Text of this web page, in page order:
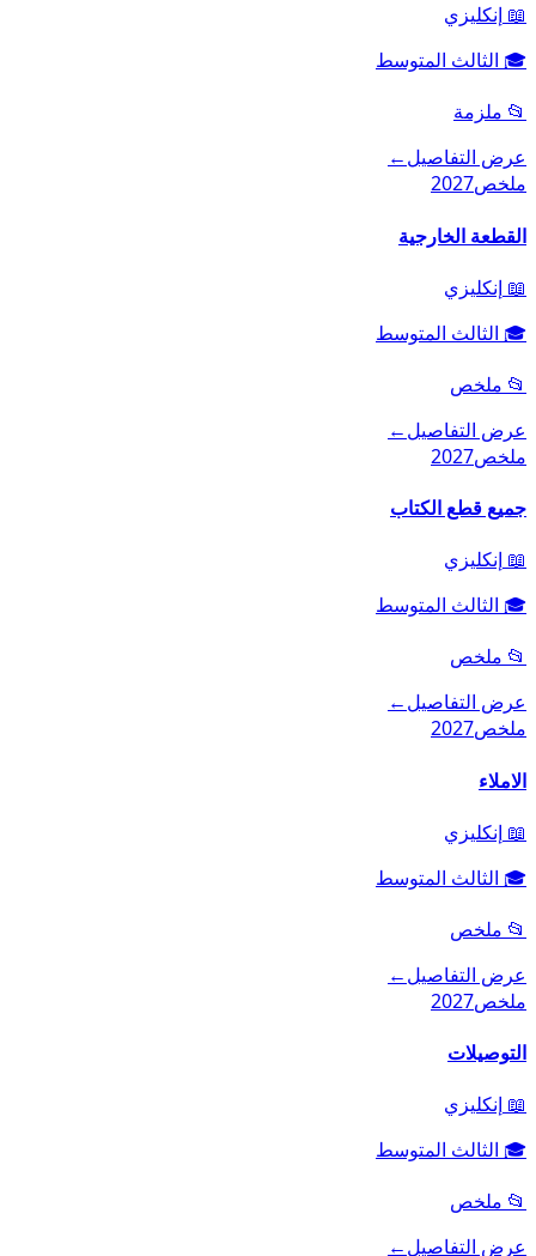
📖 إنكليزي
🎓 الثالث المتوسط
📂 ملزمة
عرض التفاصيل←
ملخص2027
القطعة الخارجية
📖 إنكليزي
🎓 الثالث المتوسط
📂 ملخص
عرض التفاصيل←
ملخص2027
جميع قطع الكتاب
📖 إنكليزي
🎓 الثالث المتوسط
📂 ملخص
عرض التفاصيل←
ملخص2027
الاملاء
📖 إنكليزي
🎓 الثالث المتوسط
📂 ملخص
عرض التفاصيل←
ملخص2027
التوصيلات
📖 إنكليزي
🎓 الثالث المتوسط
📂 ملخص
عرض التفاصيل←